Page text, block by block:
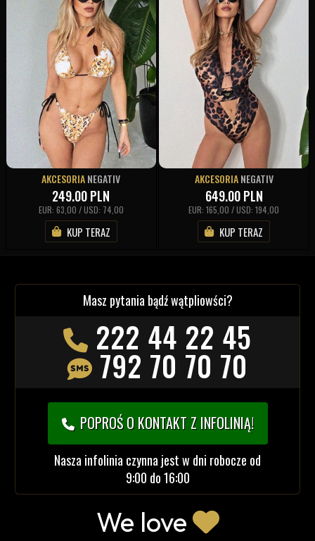
AKCESORIANEGATIV
249.00PLN
EUR: 63,00 / USD: 74,00
KUP TERAZ
AKCESORIANEGATIV
649.00PLN
EUR: 165,00 / USD: 194,00
KUP TERAZ
Masz pytania bądź wątpliowści?
222 44 22 45
792 70 70 70
POPROŚ O KONTAKT Z INFOLINIĄ!
Nasza infolinia czynna jest w dni robocze od
9:00 do 16:00
We love